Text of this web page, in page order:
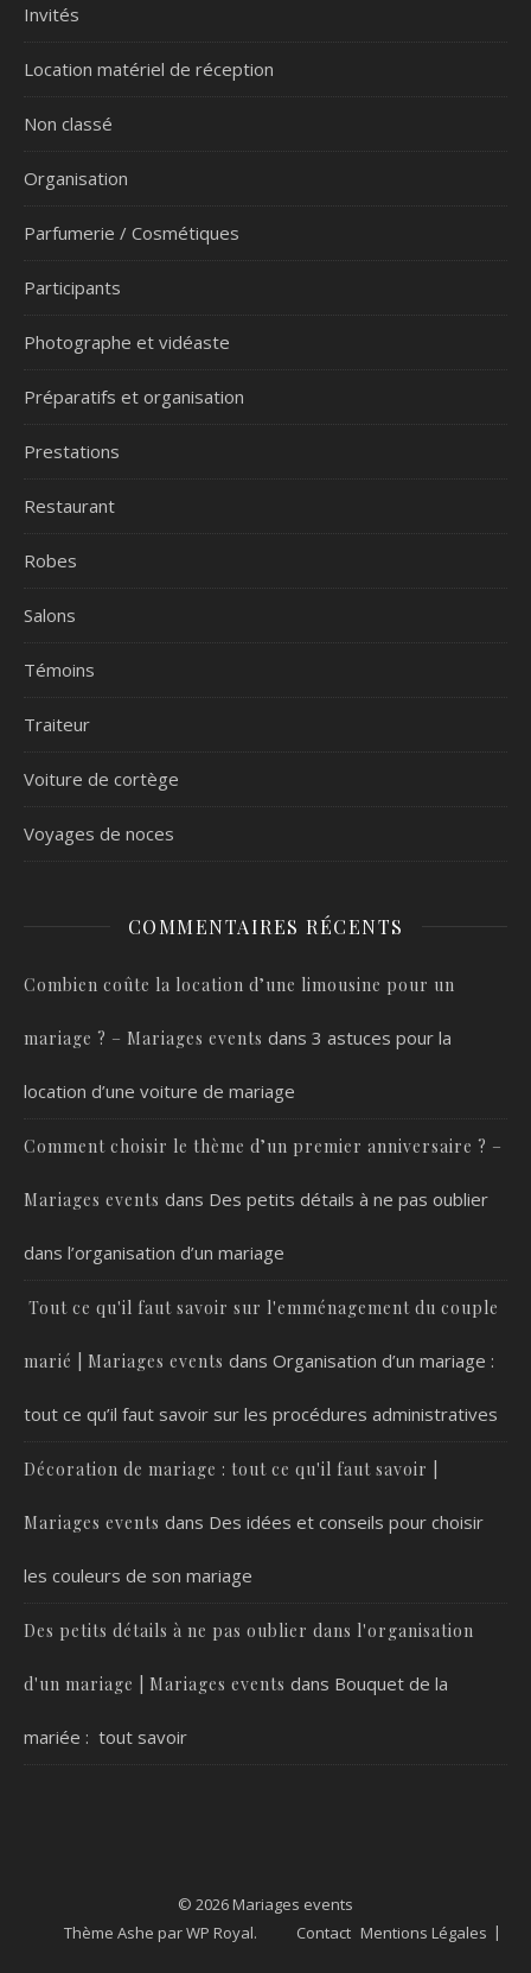
Invités
Location matériel de réception
Non classé
Organisation
Parfumerie / Cosmétiques
Participants
Photographe et vidéaste
Préparatifs et organisation
Prestations
Restaurant
Robes
Salons
Témoins
Traiteur
Voiture de cortège
Voyages de noces
COMMENTAIRES RÉCENTS
Combien coûte la location d’une limousine pour un
mariage ? – Mariages events dans 3 astuces pour la
location d’une voiture de mariage
Comment choisir le thème d’un premier anniversaire ? –
Mariages events dans Des petits détails à ne pas oublier
dans l’organisation d’un mariage
Tout ce qu'il faut savoir sur l'emménagement du couple
marié | Mariages events dans Organisation d’un mariage :
tout ce qu’il faut savoir sur les procédures administratives
Décoration de mariage : tout ce qu'il faut savoir |
Mariages events dans Des idées et conseils pour choisir
les couleurs de son mariage
Des petits détails à ne pas oublier dans l'organisation
d'un mariage | Mariages events dans Bouquet de la
mariée : tout savoir
© 2026 Mariages events
Contact Mentions Légales
Thème Ashe parWP Royal.